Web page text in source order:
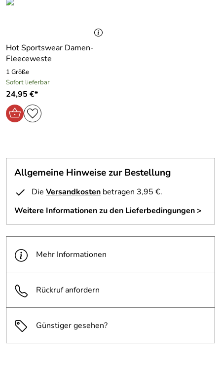
Hot Sportswear Damen-
Fleeceweste
1 Größe
Sofort lieferbar
24,95 €*
Allgemeine Hinweise zur Bestellung
Die Versandkosten betragen 3,95 €.
Weitere Informationen zu den Lieferbedingungen >
Mehr Informationen
Rückruf anfordern
Günstiger gesehen?